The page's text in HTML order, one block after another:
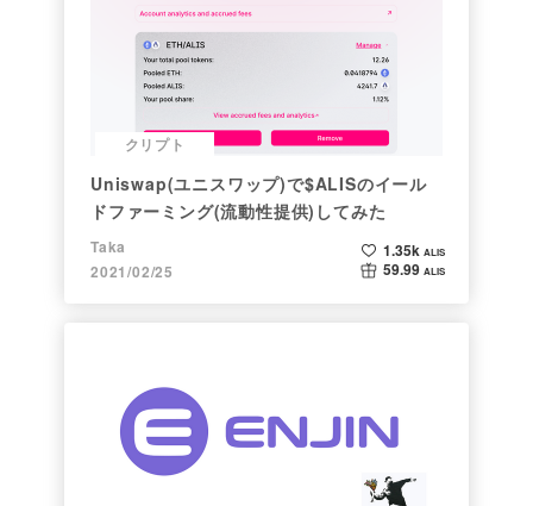
クリプト
Uniswap(ユニスワップ)で$ALISのイール
ドファーミング(流動性提供)してみた
Taka
2021/02/25
1.35k ALIS
59.99 ALIS